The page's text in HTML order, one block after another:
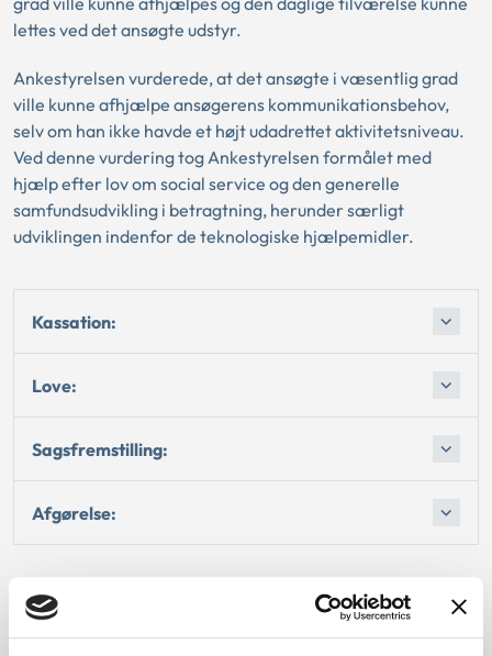
lettes ved det ansøgte udstyr.
Ankestyrelsen vurderede, at det ansøgte i væsentlig grad
ville kunne afhjælpe ansøgerens kommunikationsbehov,
selv om han ikke havde et højt udadrettet aktivitetsniveau.
Ved denne vurdering tog Ankestyrelsen formålet med
hjælp efter lov om social service og den generelle
samfundsudvikling i betragtning, herunder særligt
udviklingen indenfor de teknologiske hjælpemidler.
Kassation:
Love:
Sagsfremstilling:
Afgørelse:
Dato for underskrift